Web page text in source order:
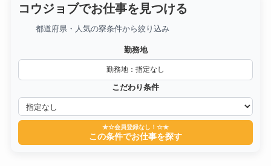
コウジョブでお仕事を見つける
都道府県・人気の寮条件から絞り込み
勤務地
勤務地：指定なし
こだわり条件
★☆会員登録なし！☆★
この条件でお仕事を探す